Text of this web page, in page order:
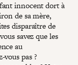
innocent dort à
de sa mère,
disparaître de
savez que les
au
pas ?